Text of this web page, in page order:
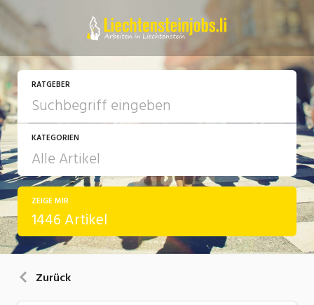
RATGEBER
KATEGORIEN
Arbeit
Ausbildung / Weiterbildung
ZEIGE MIR
1446 Artikel
Zurück